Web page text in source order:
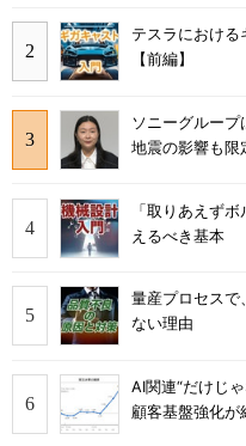
テスラにおける
【前編】
ソニーグルー
地震の影響も限
「取りあえず
えるべき基本
量産プロセスで
ない理由
AI関連“だけじ
顧客基盤強化が